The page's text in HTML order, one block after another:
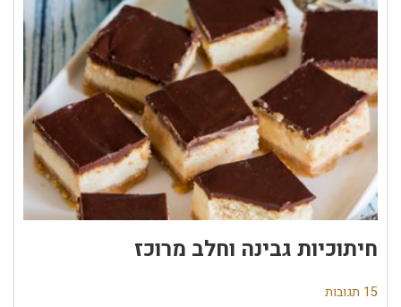
חיתוכיות גבינה וחלב מרוכז
15 תגובות